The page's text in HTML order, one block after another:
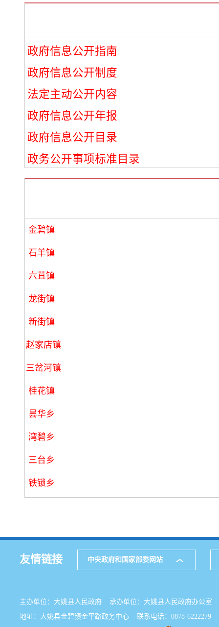
政府信息公开指南
政府信息公开制度
法定主动公开内容
政府信息公开年报
政府信息公开目录
政务公开事项标准目录
金碧镇
石羊镇
六苴镇
龙街镇
新街镇
赵家店镇
三岔河镇
桂花镇
昙华乡
湾碧乡
三台乡
铁锁乡
友情链接 中央政府和国家部委网站
主办单位：大姚县人民政府 承办单位：大姚县人民政府办公
地址：大姚县金碧镇金平路政务中心 联系电话：0878-6222279